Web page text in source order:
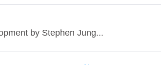
by Stephen Jung...